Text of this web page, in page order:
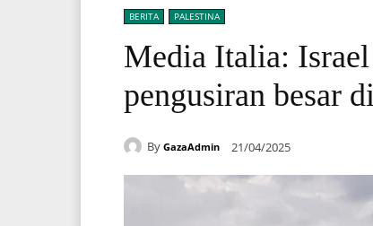
BERITA PALESTINA
Media Italia:
pengusiran besar
By GazaAdmin 21/04/2025